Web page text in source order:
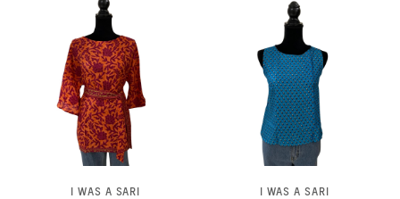
I WAS A SARI I WAS A SARI